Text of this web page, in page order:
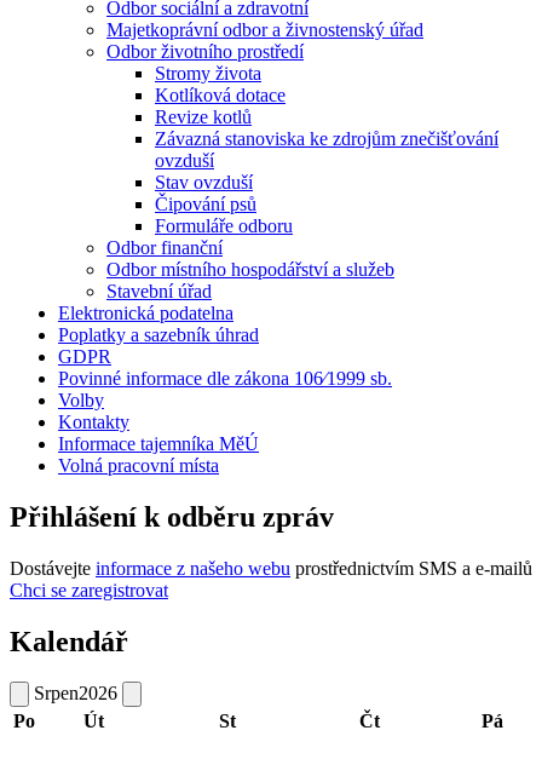
Odbor sociální a zdravotní
Majetkoprávní odbor a živnostenský úřad
Odbor životního prostředí
Stromy života
Kotlíková dotace
Revize kotlů
Závazná stanoviska ke zdrojům znečišťování
ovzduší
Stav ovzduší
Čipování psů
Formuláře odboru
Odbor finanční
Odbor místního hospodářství a služeb
Stavební úřad
Elektronická podatelna
Poplatky a sazebník úhrad
GDPR
Povinné informace dle zákona 106⁄1999 sb.
Volby
Kontakty
Informace tajemníka MěÚ
Volná pracovní místa
Přihlášení k odběru zpráv
Dostávejte informace z našeho webu prostřednictvím SMS a e-mailů
Chci se zaregistrovat
Kalendář
Srpen2026
Po
Út St Čt Pá